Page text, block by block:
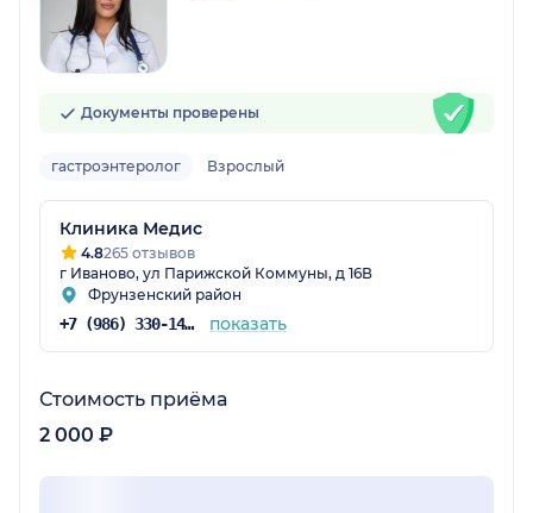
Документы проверены
гастроэнтеролог Взрослый
Клиника Медис
4.8265 отзывов
г Иваново, ул Парижской Коммуны, д 16В
Фрунзенский район
+7 (986) 330-14-92 показать
Стоимость приёма
2 000 ₽